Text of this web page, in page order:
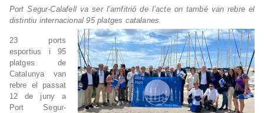
Port Segur-Calafell va ser l’amfitrió de l’acte on també van rebre el
distintiu internacional 95 platges catalanes.
23 ports
esportius i 95
platges de
Catalunya van
rebre el passat
12 de juny a
Port Segur-